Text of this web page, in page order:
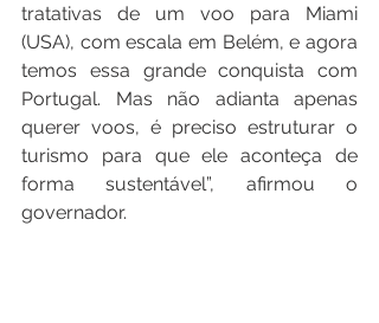
tratativas de um voo para Miami
(USA), com escala em Belém, e agora
temos essa grande conquista com
Portugal. Mas não adianta apenas
querer voos, é preciso estruturar o
turismo para que ele aconteça de
forma sustentável”, afirmou o
governador.